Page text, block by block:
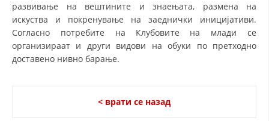
МЕЃУНАРОДНА СОРАБОТКА
ЗНАЧЕЊЕ НА СЛУЖБАТА ЗА БАРАЊЕ
развивање на вештините и знаењата, размена на
искуства и покренување на заеднички иницијативи.
Согласно потребите на Клубовите на млади се
организираат и други видови на обуки по претходно
доставено нивно барање.
< врати се назад